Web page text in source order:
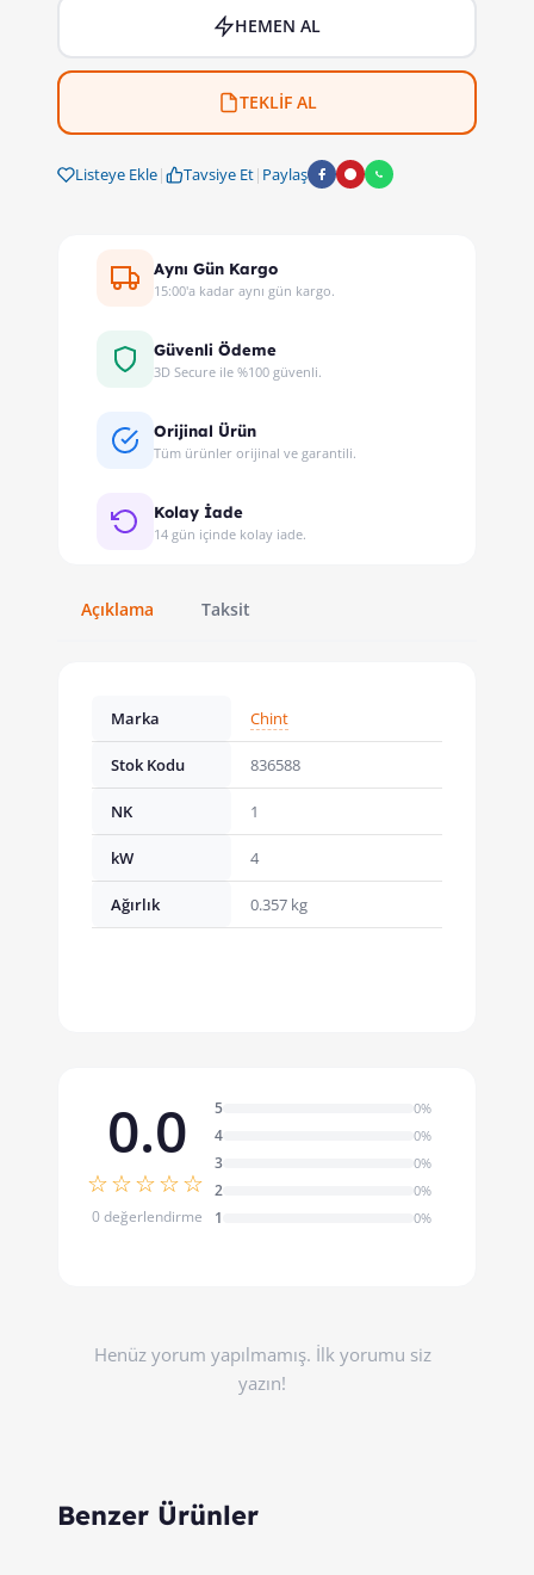
HEMEN AL
TEKLİF AL
Listeye Ekle| Tavsiye Et| Paylaş
Aynı Gün Kargo
15:00'a kadar aynı gün kargo.
Güvenli Ödeme
3D Secure ile %100 güvenli.
Orijinal Ürün
Tüm ürünler orijinal ve garantili.
Kolay İade
14 gün içinde kolay iade.
Açıklama Taksit
Marka Chint
Stok Kodu 836588
NK 1
kW 4
Ağırlık 0.357 kg
0.0
☆☆☆☆☆
0 değerlendirme
5 0%
4 0%
3 0%
2 0%
1 0%
Henüz yorum yapılmamış. İlk yorumu siz
yazın!
Benzer Ürünler